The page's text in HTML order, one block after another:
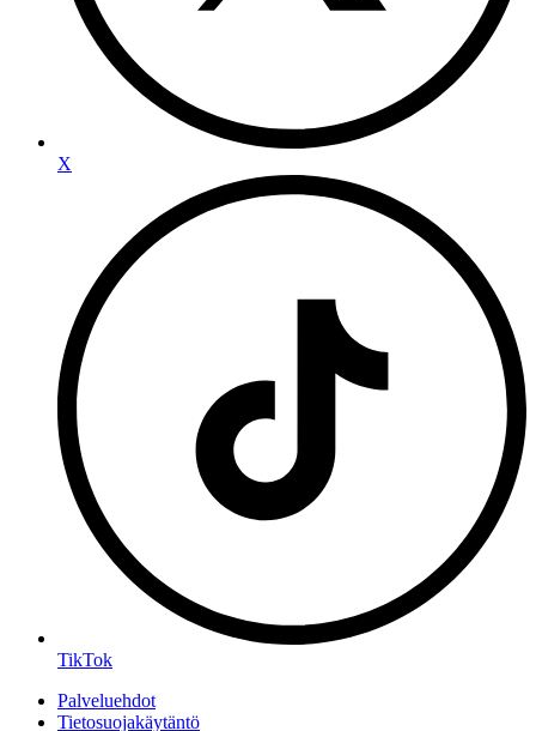
X
TikTok
Palveluehdot
Tietosuojakäytäntö